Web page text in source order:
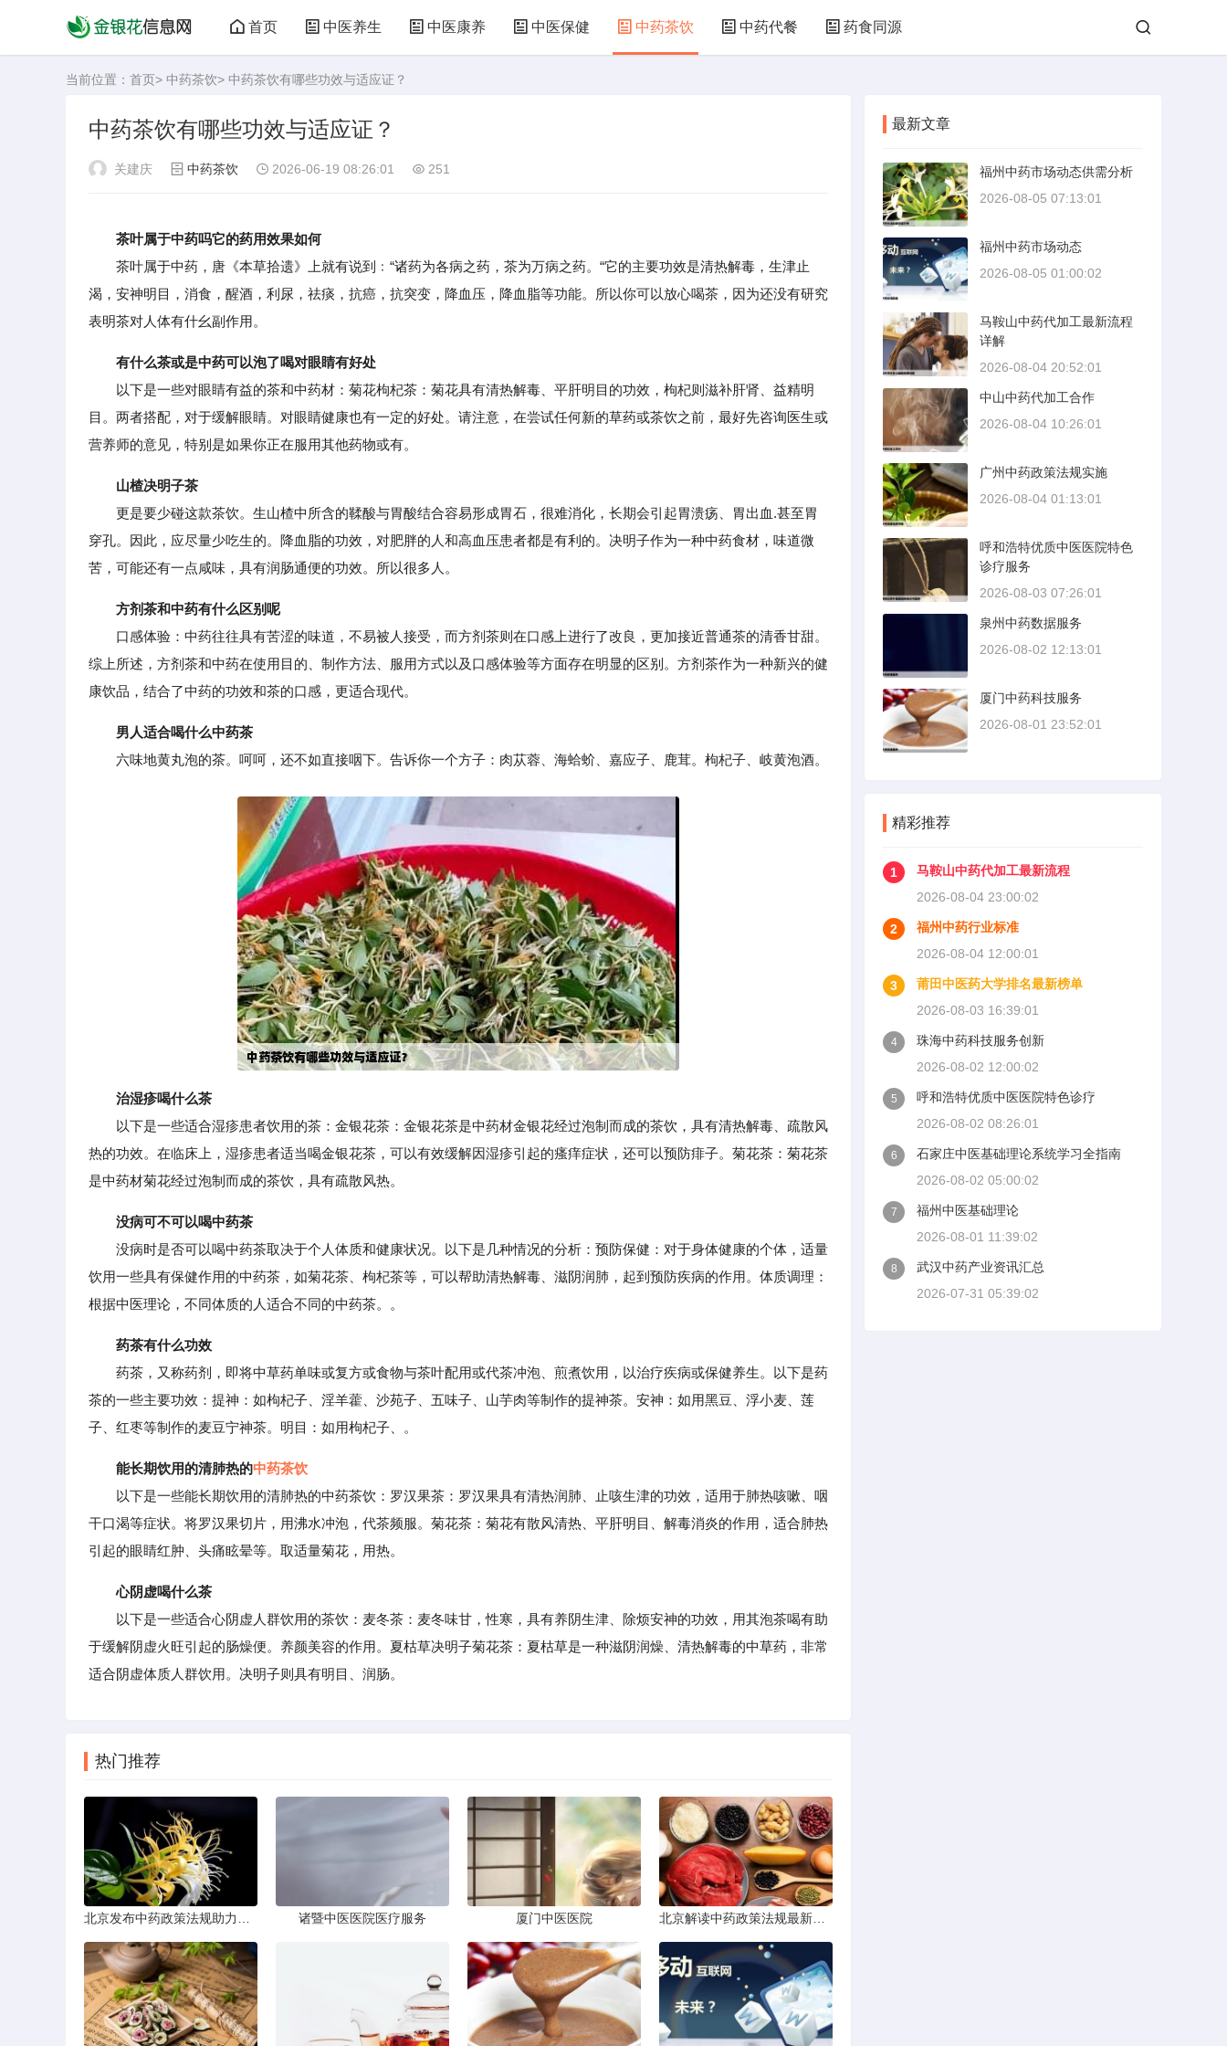
首页 中医养生 中医康养 中医保健 中药茶饮 中药代餐 药食同源
当前位置： 首页> 中药茶饮> 中药茶饮有哪些功效与适应证？
中药茶饮有哪些功效与适应证？
关建庆 中药茶饮 2026-06-19 08:26:01 251
茶叶属于中药吗它的药用效果如何
茶叶属于中药，唐《本草拾遗》上就有说到﹕“诸药为各病之药，茶为万病之药。“它的主要功效是清热解毒，生津止
渴，安神明目，消食，醒酒，利尿，祛痰，抗癌，抗突变，降血压，降血脂等功能。所以你可以放心喝茶，因为还没有研究
表明茶对人体有什幺副作用。
有什么茶或是中药可以泡了喝对眼睛有好处
以下是一些对眼睛有益的茶和中药材：菊花枸杞茶：菊花具有清热解毒、平肝明目的功效，枸杞则滋补肝肾、益精明
目。两者搭配，对于缓解眼睛。对眼睛健康也有一定的好处。请注意，在尝试任何新的草药或茶饮之前，最好先咨询医生或
营养师的意见，特别是如果你正在服用其他药物或有。
山楂决明子茶
更是要少碰这款茶饮。生山楂中所含的鞣酸与胃酸结合容易形成胃石，很难消化，长期会引起胃溃疡、胃出血.甚至胃
穿孔。因此，应尽量少吃生的。降血脂的功效，对肥胖的人和高血压患者都是有利的。决明子作为一种中药食材，味道微
苦，可能还有一点咸味，具有润肠通便的功效。所以很多人。
方剂茶和中药有什么区别呢
口感体验：中药往往具有苦涩的味道，不易被人接受，而方剂茶则在口感上进行了改良，更加接近普通茶的清香甘甜。
综上所述，方剂茶和中药在使用目的、制作方法、服用方式以及口感体验等方面存在明显的区别。方剂茶作为一种新兴的健
康饮品，结合了中药的功效和茶的口感，更适合现代。
男人适合喝什么中药茶
六味地黄丸泡的茶。呵呵，还不如直接咽下。告诉你一个方子：肉苁蓉、海蛤蚧、嘉应子、鹿茸。枸杞子、岐黄泡酒。
治湿疹喝什么茶
以下是一些适合湿疹患者饮用的茶：金银花茶：金银花茶是中药材金银花经过泡制而成的茶饮，具有清热解毒、疏散风
热的功效。在临床上，湿疹患者适当喝金银花茶，可以有效缓解因湿疹引起的瘙痒症状，还可以预防痱子。菊花茶：菊花茶
是中药材菊花经过泡制而成的茶饮，具有疏散风热。
没病可不可以喝中药茶
没病时是否可以喝中药茶取决于个人体质和健康状况。以下是几种情况的分析：预防保健：对于身体健康的个体，适量
饮用一些具有保健作用的中药茶，如菊花茶、枸杞茶等，可以帮助清热解毒、滋阴润肺，起到预防疾病的作用。体质调理：
根据中医理论，不同体质的人适合不同的中药茶。。
药茶有什么功效
药茶，又称药剂，即将中草药单味或复方或食物与茶叶配用或代茶冲泡、煎煮饮用，以治疗疾病或保健养生。以下是药
茶的一些主要功效：提神：如枸杞子、淫羊藿、沙苑子、五味子、山芋肉等制作的提神茶。安神：如用黑豆、浮小麦、莲
子、红枣等制作的麦豆宁神茶。明目：如用枸杞子、。
能长期饮用的清肺热的中药茶饮
以下是一些能长期饮用的清肺热的中药茶饮：罗汉果茶：罗汉果具有清热润肺、止咳生津的功效，适用于肺热咳嗽、咽
干口渴等症状。将罗汉果切片，用沸水冲泡，代茶频服。菊花茶：菊花有散风清热、平肝明目、解毒消炎的作用，适合肺热
引起的眼睛红肿、头痛眩晕等。取适量菊花，用热。
心阴虚喝什么茶
以下是一些适合心阴虚人群饮用的茶饮：麦冬茶：麦冬味甘，性寒，具有养阴生津、除烦安神的功效，用其泡茶喝有助
于缓解阴虚火旺引起的肠燥便。养颜美容的作用。夏枯草决明子菊花茶：夏枯草是一种滋阴润燥、清热解毒的中草药，非常
适合阴虚体质人群饮用。决明子则具有明目、润肠。
热门推荐
诸暨中医医院医疗服务 厦门中医医院
最新文章
福州中药市场动态供需分析
2026-08-05 07:13:01
福州中药市场动态
2026-08-05 01:00:02
马鞍山中药代加工最新流程
详解
2026-08-04 20:52:01
中山中药代加工合作
2026-08-04 10:26:01
广州中药政策法规实施
2026-08-04 01:13:01
呼和浩特优质中医医院特色
诊疗服务
2026-08-03 07:26:01
泉州中药数据服务
2026-08-02 12:13:01
厦门中药科技服务
2026-08-01 23:52:01
精彩推荐
1
马鞍山中药代加工最新流程
2026-08-04 23:00:02
2
福州中药行业标准
2026-08-04 12:00:01
3
莆田中医药大学排名最新榜单
2026-08-03 16:39:01
4
珠海中药科技服务创新
2026-08-02 12:00:02
5
呼和浩特优质中医医院特色诊疗
2026-08-02 08:26:01
6
石家庄中医基础理论系统学习全指南
2026-08-02 05:00:02
7
福州中医基础理论
2026-08-01 11:39:02
8
武汉中药产业资讯汇总
2026-07-31 05:39:02